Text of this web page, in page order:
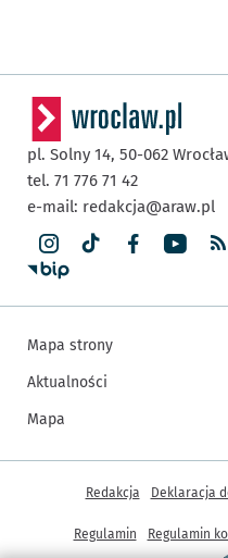
pl. Solny 14, 50-062
tel. 71 776 71 42
e-mail: redakcja@araw.pl
Mapa strony
Aktualności
Mapa
Inne informacje
Redakcja Deklaracja
Regulamin Regulamin